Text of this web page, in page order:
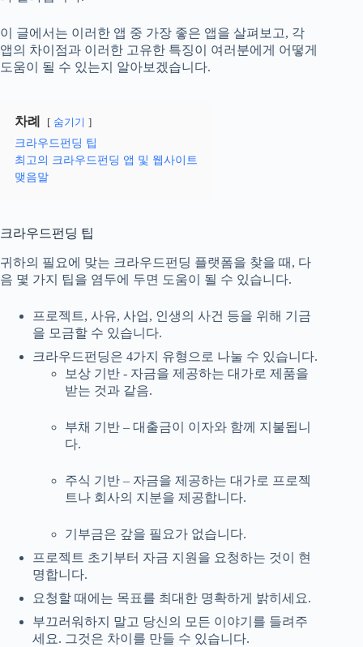
이 글에서는 이러한 앱 중 가장 좋은 앱을 살펴보고, 각
앱의 차이점과 이러한 고유한 특징이 여러분에게 어떻게
도움이 될 수 있는지 알아보겠습니다.
차례 숨기기
크라우드펀딩 팁
최고의 크라우드펀딩 앱 및 웹사이트
맺음말
크라우드펀딩 팁
귀하의 필요에 맞는 크라우드펀딩 플랫폼을 찾을 때, 다
음 몇 가지 팁을 염두에 두면 도움이 될 수 있습니다.
프로젝트, 사유, 사업, 인생의 사건 등을 위해 기금
을 모금할 수 있습니다.
크라우드펀딩은 4가지 유형으로 나눌 수 있습니다.
보상 기반 - 자금을 제공하는 대가로 제품을
받는 것과 같음.
부채 기반 – 대출금이 이자와 함께 지불됩니
다.
주식 기반 – 자금을 제공하는 대가로 프로젝
트나 회사의 지분을 제공합니다.
기부금은 갚을 필요가 없습니다.
프로젝트 초기부터 자금 지원을 요청하는 것이 현
명합니다.
요청할 때에는 목표를 최대한 명확하게 밝히세요.
부끄러워하지 말고 당신의 모든 이야기를 들려주
세요. 그것은 차이를 만들 수 있습니다.